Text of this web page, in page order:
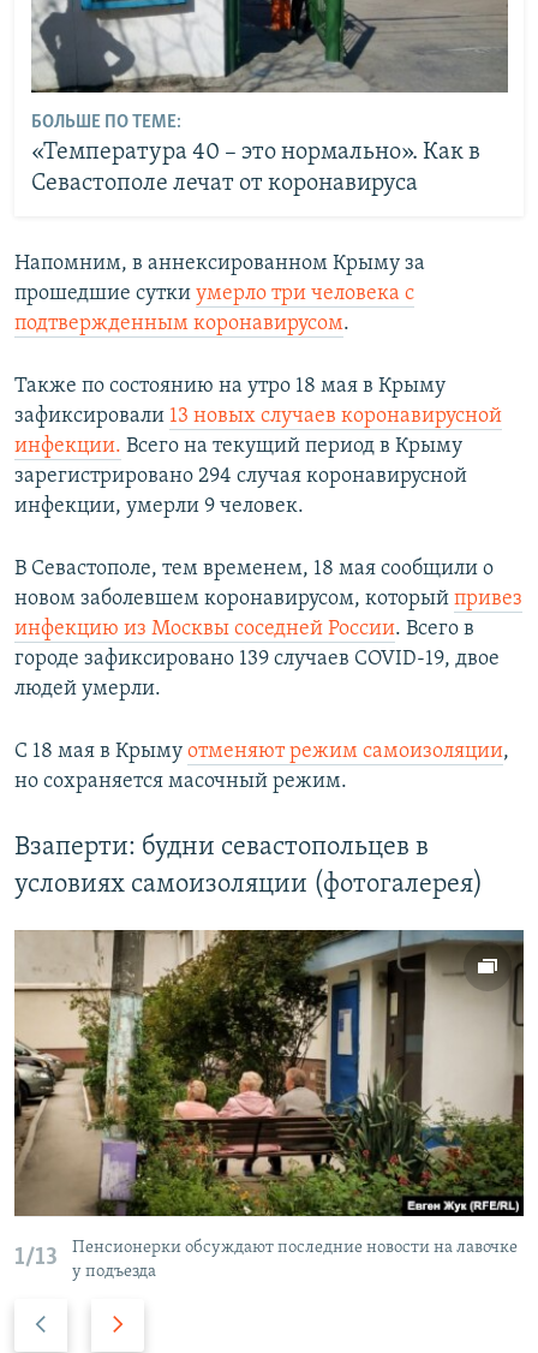
БОЛЬШЕ ПО ТЕМЕ:
«Температура 40 – это нормально». Как в
Севастополе лечат от коронавируса
Напомним, в аннексированном Крыму за
прошедшие сутки умерло три человека с
подтвержденным коронавирусом.
Также по состоянию на утро 18 мая в Крыму
зафиксировали 13 новых случаев коронавирусной
инфекции. Всего на текущий период в Крыму
зарегистрировано 294 случая коронавирусной
инфекции, умерли 9 человек.
В Севастополе, тем временем, 18 мая сообщили о
новом заболевшем коронавирусом, который привез
инфекцию из Москвы соседней России. Всего в
городе зафиксировано 139 случаев COVID-19, двое
людей умерли.
С 18 мая в Крыму отменяют режим самоизоляции,
но сохраняется масочный режим.
Взаперти: будни севастопольцев в
условиях самоизоляции (фотогалерея)
1/13
Пенсионерки обсуждают последние новости на лавочке
у подъезда